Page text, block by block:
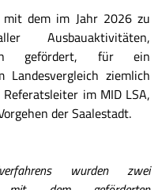
mit dem im Jahr 2026 zu
Ausbauaktivitäten,
gefördert, für ein
Landesvergleich ziemlich
im MID LSA,
der Saalestadt.
wurden zwei